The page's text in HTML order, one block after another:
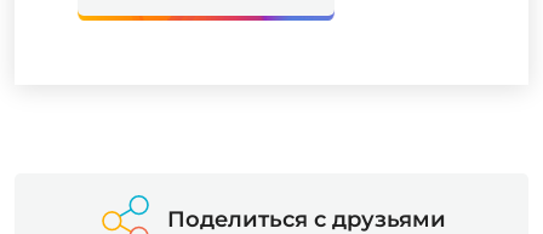
Поделиться с друзьями